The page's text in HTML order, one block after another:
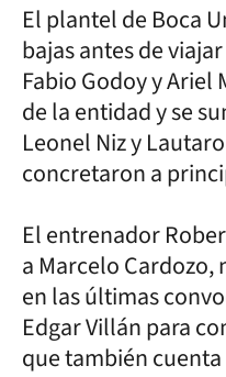
El plantel de Boca
bajas antes de
Fabio Godoy y
de la entidad y se
Leonel Niz y
concretaron a
El entrenador
a Marcelo Cardozo,
en las últimas
Edgar Villán para
que también